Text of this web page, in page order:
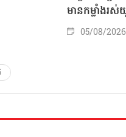
មានកម្លាំងរស់
05/08/2026